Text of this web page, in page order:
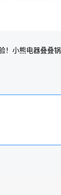
！小熊电器叠叠